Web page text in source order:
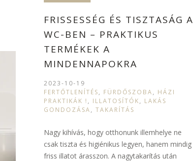
FRISSESSÉG ÉS TISZTASÁG A
WC-BEN – PRAKTIKUS
TERMÉKEK A
MINDENNAPOKRA
2023-10-19
FERTŐTLENÍTÉS, FÜRDŐSZOBA, HÁZI
PRAKTIKÁK ! , ILLATOSÍTÓK, LAKÁS
GONDOZÁSA, TAKARÍTÁS
Nagy kihívás, hogy otthonunk illemhelye ne
csak tiszta és higiénikus legyen, hanem mindig
friss illatot árasszon. A nagytakarítás után